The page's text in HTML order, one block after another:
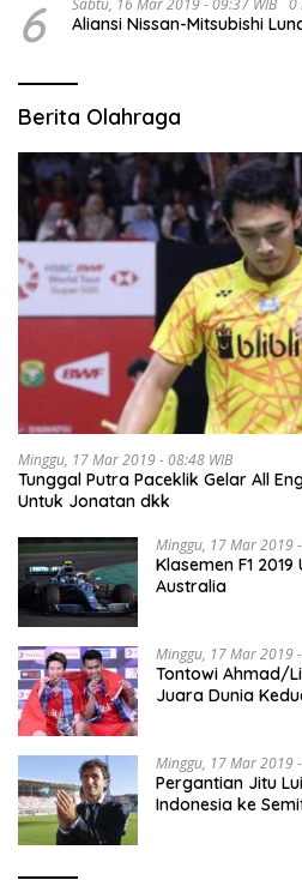
6 Sabtu, 16 Mar 2019 - 09:37 WIB 0
Aliansi Nissan-Mitsubishi
Berita Olahraga
Minggu, 17 Mar 2019 - 08:48 WIB
Tunggal Putra Paceklik Gelar All
Untuk Jonatan dkk
Minggu, 17 Mar 2019
Klasemen F1
Australia
Minggu, 17 Mar 2019
Tontowi Ahmad/
Juara Dunia
Minggu, 17 Mar 2019
Pergantian Jitu
Indonesia ke